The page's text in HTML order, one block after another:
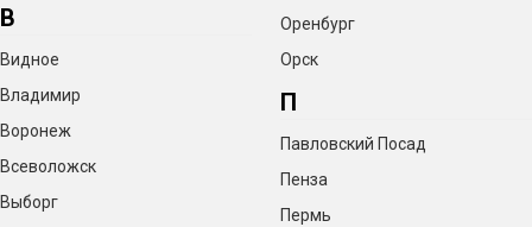
В
Видное
Владимир
Воронеж
Всеволожск
Выборг
Оренбург
Орск
П
Павловский Посад
Пенза
Пермь